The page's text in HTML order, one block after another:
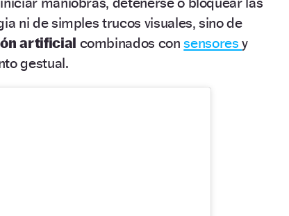
ni de simples trucos visuales, sino de
artificial combinados consensoresy
gestual.